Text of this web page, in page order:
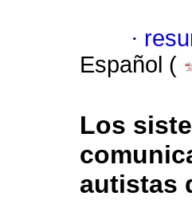
·
Español (
Los
autistas